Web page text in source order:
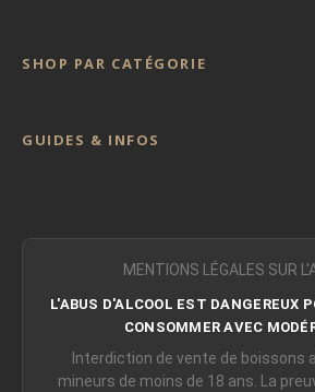
SHOP PAR CATÉGORIE
GUIDES & INFOS
MENTIONS LÉGALES SUR
L'ABUS D'ALCOOL EST DANGEREUX
CONSOMMER AVEC
Interdiction de vente de boissons
mineurs de moins de 18 ans. La